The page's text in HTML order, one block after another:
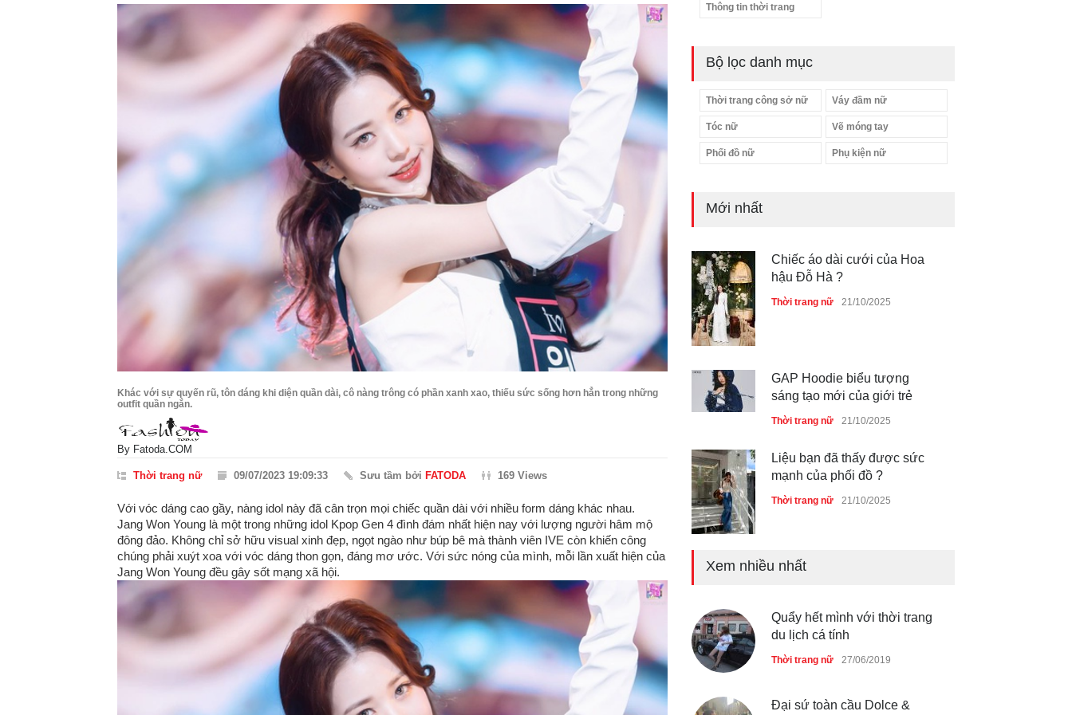
Khác với sự quyến rũ, tôn dáng khi diện quần dài, cô nàng trông có phần xanh xao, thiếu sức sống hơn hẳn trong những
outfit quần ngắn.
By Fatoda.COM
Thời trang nữ 09/07/2023 19:09:33 Sưu tầm bởi FATODA 169 Views
Với vóc dáng cao gầy, nàng idol này đã cân trọn mọi chiếc quần dài với nhiều form dáng khác nhau.
Jang Won Young là một trong những idol Kpop Gen 4 đình đám nhất hiện nay với lượng người hâm mộ
đông đảo. Không chỉ sở hữu visual xinh đẹp, ngọt ngào như búp bê mà thành viên IVE còn khiến công
chúng phải xuýt xoa với vóc dáng thon gọn, đáng mơ ước. Với sức nóng của mình, mỗi lần xuất hiện của
Jang Won Young đều gây sốt mạng xã hội.
Thông tin thời trang
Bộ lọc danh mục
Thời trang công sở nữ Váy đầm nữ
Tóc nữ Vẽ móng tay
Phối đồ nữ Phụ kiện nữ
Mới nhất
GAP Hoodie biểu tượng
sáng tạo mới của giới trẻ
Thời trang nữ 21/10/2025
Thời trang nữ 21/10/2025
diễn viên Phương Oanh
Mẫu áo khoác đẹp cho phụ
Thời trang nữ 21/10/2025
Chiếc áo dài cưới của Hoa
Thời trang nữ 21/10/2025
Xem nhiều nhất
Quẩy hết mình với thời trang
du lịch cá tính
Thời trang nữ 27/06/2019
Đại sứ toàn cầu Dolce &